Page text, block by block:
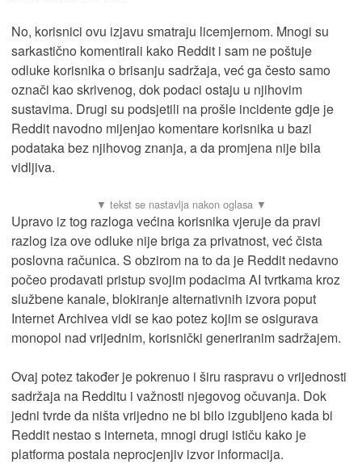
No, korisnici ovu izjavu smatraju licemjernom. Mnogi su
sarkastično komentirali kako Reddit i sam ne poštuje
odluke korisnika o brisanju sadržaja, već ga često samo
označi kao skrivenog, dok podaci ostaju u njihovim
sustavima. Drugi su podsjetili na prošle incidente gdje je
Reddit navodno mijenjao komentare korisnika u bazi
podataka bez njihovog znanja, a da promjena nije bila
vidljiva.
Upravo iz tog razloga većina korisnika vjeruje da pravi
razlog iza ove odluke nije briga za privatnost, već čista
poslovna računica. S obzirom na to da je Reddit nedavno
počeo prodavati pristup svojim podacima AI tvrtkama kroz
službene kanale, blokiranje alternativnih izvora poput
Internet Archivea vidi se kao potez kojim se osigurava
monopol nad vrijednim, korisnički generiranim sadržajem.
Ovaj potez također je pokrenuo i širu raspravu o vrijednosti
sadržaja na Redditu i važnosti njegovog očuvanja. Dok
jedni tvrde da ništa vrijedno ne bi bilo izgubljeno kada bi
Reddit nestao s interneta, mnogi drugi ističu kako je
platforma postala neprocjenjiv izvor informacija.